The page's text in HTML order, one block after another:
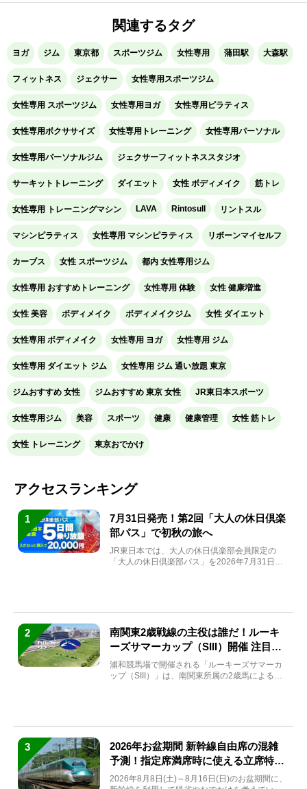
関連するタグ
ヨガ ジム 東京都 スポーツジム 女性専用 蒲田駅 大森駅
フィットネス ジェクサー 女性専用スポーツジム
女性専用 スポーツジム 女性専用ヨガ 女性専用ピラティス
女性専用ボクササイズ 女性専用トレーニング 女性専用パーソナル
女性専用パーソナルジム ジェクサーフィットネススタジオ
サーキットトレーニング ダイエット 女性 ボディメイク 筋トレ
女性専用 トレーニングマシン LAVA Rintosull リントスル
マシンピラティス 女性専用 マシンピラティス リボーンマイセルフ
カーブス 女性 スポーツジム 都内 女性専用ジム
女性専用 おすすめトレーニング 女性専用 体験 女性 健康増進
女性 美容 ボディメイク ボディメイクジム 女性 ダイエット
女性専用 ボディメイク 女性専用 ヨガ 女性専用 ジム
女性専用 ダイエット ジム 女性専用 ジム 通い放題 東京
ジムおすすめ 女性 ジムおすすめ 東京 女性 JR東日本スポーツ
女性専用ジム 美容 スポーツ 健康 健康管理 女性 筋トレ
女性 トレーニング 東京おでかけ
アクセスランキング
1
7月31日発売！第2回「大人の休日倶楽
部パス」で初秋の旅へ
JR東日本では、大人の休日倶楽部会員限定の
「大人の休日倶楽部パス」を2026年7月31日
2
南関東2歳戦線の主役は誰だ！ルーキ
ーズサマーカップ（SIII）開催 注目馬
と見どころをチェック
浦和競馬場で開催される「ルーキーズサマーカ
ップ（SIII）」は、南関東所属の2歳馬による注
3
2026年お盆期間 新幹線自由席の混雑
予測！指定席満席時に使える立席特急
券も解説
2026年8月8日(土)～8月16日(日)のお盆期間に、